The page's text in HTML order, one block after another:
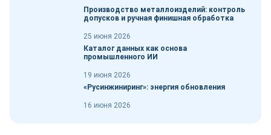
Производство металлоизделий: контроль
допусков и ручная финишная обработка
25 июня 2026
Каталог данных как основа
промышленного ИИ
19 июня 2026
«Русинжиниринг»: энергия обновления
16 июня 2026